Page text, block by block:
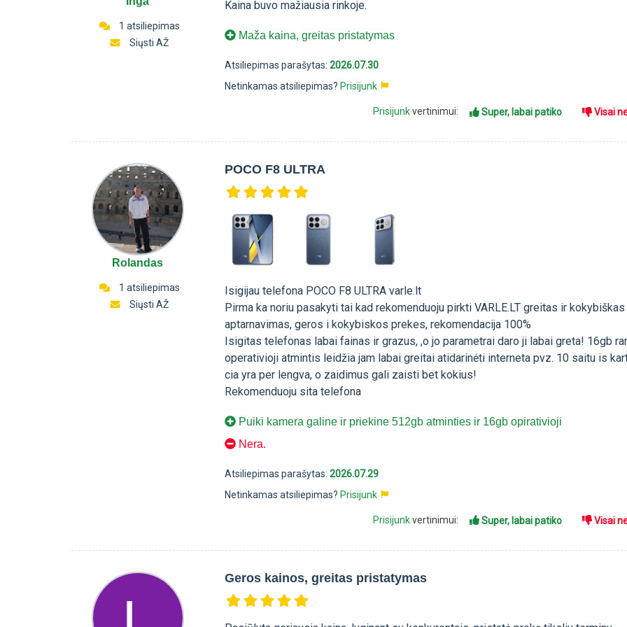
1 atsiliepimas
Siųsti AŽ
Kaina buvo mažiausia rinkoje.
Maža kaina, greitas pristatymas
Atsiliepimas parašytas:2026.07.30
Netinkamas atsiliepimas? Prisijunk
Prisijunkvertinimui: Super, labai patiko Visai
Rolandas
1 atsiliepimas
Siųsti AŽ
POCO F8 ULTRA
Isigijau telefona POCO F8 ULTRA varle.lt
Pirma ka noriu pasakyti tai kad rekomenduoju pirkti VARLE.LT greitas ir kokybiškas
aptarnavimas, geros i kokybiskos prekes, rekomendacija 100%
Isigitas telefonas labai fainas ir grazus, ,o jo parametrai daro ji labai greta! 16gb
operativioji atmintis leidžia jam labai greitai atidarinėti interneta pvz. 10 saitu is
cia yra per lengva, o zaidimus gali zaisti bet kokius!
Rekomenduoju sita telefona
Puiki kamera galine ir priekine 512gb atminties ir 16gb opirativioji
Nera.
Atsiliepimas parašytas:2026.07.29
Netinkamas atsiliepimas?Prisijunk
Prisijunkvertinimui: Super, labai patiko Visai
Geros kainos, greitas pristatymas